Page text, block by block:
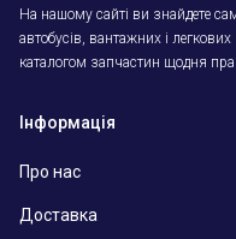
На нашому сайті ви знайдете
автобусів, вантажних і
каталогом запчастин щодня
Інформація
Про нас
Доставка